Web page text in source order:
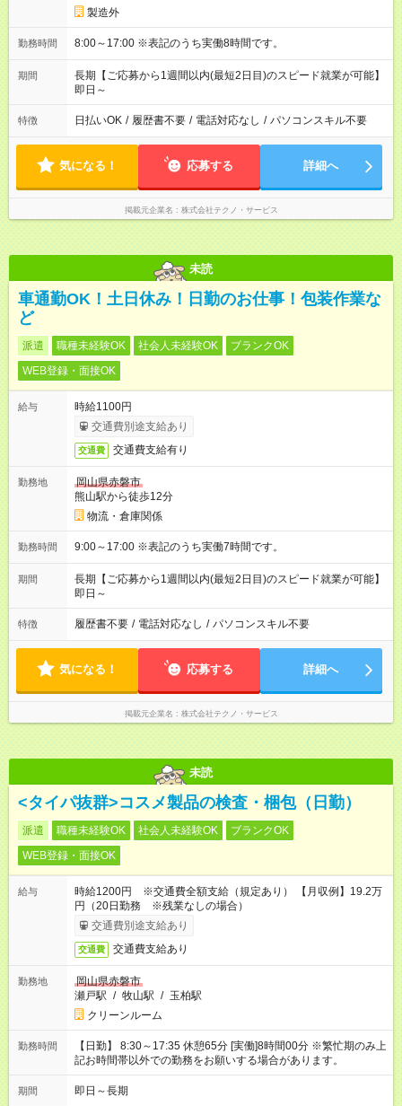
製造外
勤務時間 8:00～17:00 ※表記のうち実働8時間です。
期間
長期【ご応募から1週間以内(最短2日目)のスピード就業が可能】
即日～
特徴 日払いOK / 履歴書不要 / 電話対応なし / パソコンスキル不要
気になる！ 応募する 詳細へ
掲載元企業名 株式会社テクノ・サービス
未読
車通勤OK！土日休み！日勤のお仕事！包装作業な
ど
派遣 職種未経験OK 社会人未経験OK
ブランクOK
WEB登録・面接OK
給与
時給1100円
交通費別途支給あり
交通費 交通費支給有り
勤務地
岡山県赤磐市
熊山駅から徒歩12分
物流・倉庫関係
勤務時間 9:00～17:00 ※表記のうち実働7時間です。
期間
長期【ご応募から1週間以内(最短2日目)のスピード就業が可能】
即日～
特徴 履歴書不要 / 電話対応なし / パソコンスキル不要
気になる！ 応募する 詳細へ
掲載元企業名 株式会社テクノ・サービス
未読
<タイパ抜群>コスメ製品の検査・梱包（日勤）
派遣 職種未経験OK 社会人未経験OK
ブランクOK
WEB登録・面接OK
給与
時給1200円 ※交通費全額支給（規定あり） 【月収例】19.2万
円（20日勤務 ※残業なしの場合）
交通費別途支給あり
交通費 交通費支給あり
勤務地
岡山県赤磐市
瀬戸駅 / 牧山駅 / 玉柏駅
クリーンルーム
勤務時間
【日勤】 8:30～17:35 休憩65分 [実働]8時間00分 ※繁忙期のみ上
記お時間帯以外での勤務をお願いする場合があります。
期間 即日～長期